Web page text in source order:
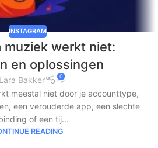
INSTAGRAM
muziek werkt niet:
en oplossingen
Lara Bakker 0
meestal niet door je accounttype,
een verouderde app, een slechte
of een tij...
READING